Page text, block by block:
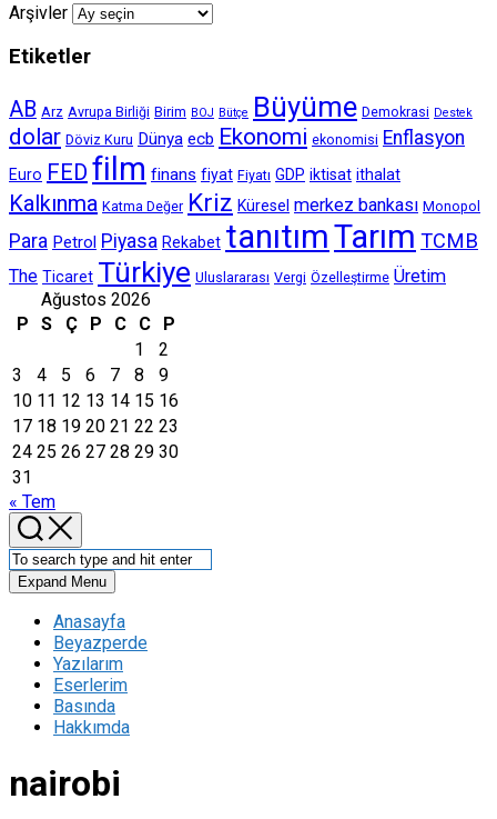
Arşivler
Etiketler
AB Arz Avrupa Birliği Birim BOJ Bütçe Büyüme Demokrasi Destek
dolar Döviz Kuru Dünya ecb Ekonomi ekonomisi Enflasyon
Euro FED film finans fiyat Fiyatı GDP iktisat ithalat
Kalkınma Katma Değer Kriz Küresel merkez bankası Monopol
Para Petrol Piyasa Rekabet tanıtımTarım TCMB
The Ticaret Türkiye Uluslararası Vergi Özelleştirme Üretim
Ağustos 2026
P
S Ç P C C
P
1
2
3
4 5 6 7 8
9
10 11 12 13 14 15 16
17 18 19 20 21 22 23
24 25 26 27 28 29 30
31
« Tem
Expand Menu
Anasayfa
Beyazperde
Yazılarım
Eserlerim
Basında
Hakkımda
nairobi